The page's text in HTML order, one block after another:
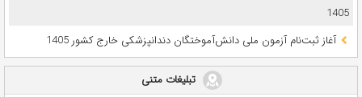
1405
آغاز ثبت‌نام آزمون ملی دانش‌آموختگان دندانپزشکی خارج کشور 1405
تبلیغات متنی